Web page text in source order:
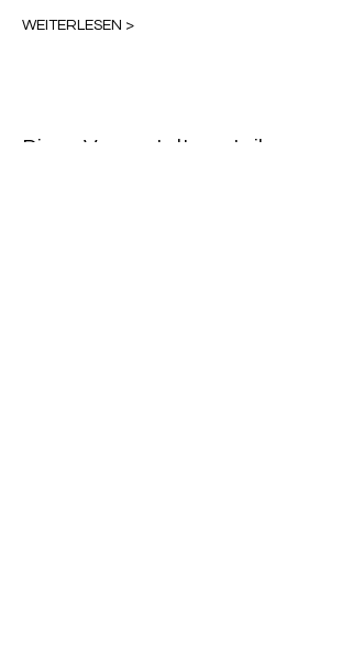
WEITERLESEN >
Diese Veranstaltung teilen